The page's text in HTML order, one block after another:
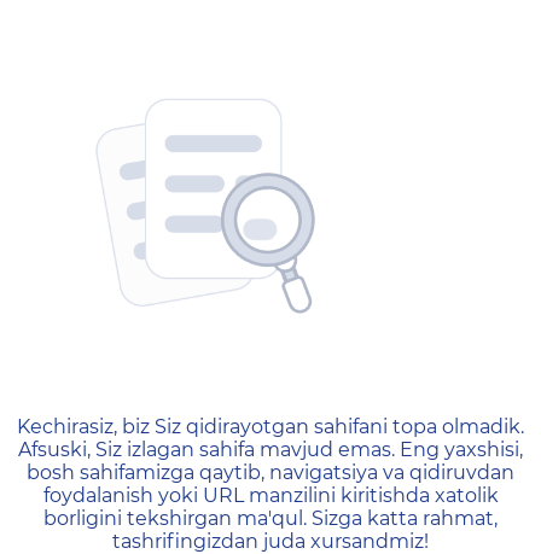
404 — Страница не
Kechirasiz, biz Siz qidirayotgan sahifani topa olmadik.
Afsuski, Siz izlagan sahifa mavjud emas. Eng yaxshisi,
bosh sahifamizga qaytib, navigatsiya va qidiruvdan
foydalanish yoki URL manzilini kiritishda xatolik
borligini tekshirgan ma'qul. Sizga katta rahmat,
tashrifingizdan juda xursandmiz!